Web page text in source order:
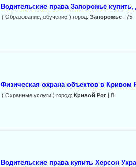
Водительские права Запорожье
( Образование, обучение ) город: Запорожье| 75
Физическая охрана объектов в Кривом
( Охранные услуги ) город: Кривой Рог| 8
Водительские права купить Херсон